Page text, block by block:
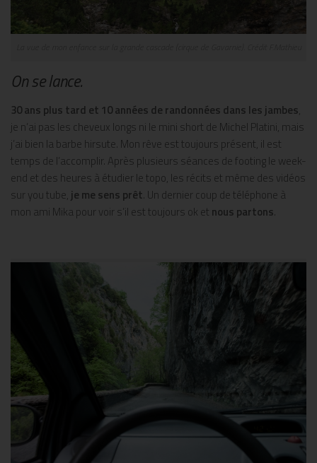
On se lance.
30 ans plus tard et 10 années de randonnées dans les jambes,
je n’ai pas les cheveux longs ni le mini short de Michel Platini, mais
j’ai bien la barbe hirsute. Mon rêve est toujours présent, il est
temps de l’accomplir. Après plusieurs séances de footing le week-
end et des heures à étudier le topo, les récits et même des vidéos
sur you tube, je me sens prêt. Un dernier coup de téléphone à
mon ami Mika pour voir s’il est toujours ok et nous partons.